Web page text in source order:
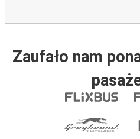
Zaufało nam